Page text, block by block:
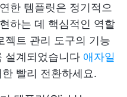
한 템플릿은 정기적으
하는 데 핵심적인 역할
젝트 관리 도구의 기능
설계되었습니다 애자일
한 빨리 전환하세요.